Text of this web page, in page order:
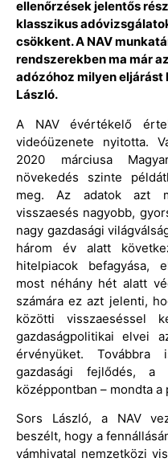
ellenőrzések jelentős
klasszikus
csökkent. A NAV
rendszerekben ma már
adózóhoz milyen eljárást
László.
A NAV évértékelő
videóüzenete nyitotta.
2020 márciusa
növekedés szinte
meg. Az adatok azt
visszaesés nagyobb,
nagy gazdasági
három év alatt
hitelpiacok befagyása,
most néhány hét alatt
számára ez azt jelenti,
közötti visszaeséssel
gazdaságpolitikai elvei
érvényüket.
gazdasági fejlődés, a
középpontban – mondta
Sors László, a NAV
beszélt, hogy a
vámhivatal nemzetközi